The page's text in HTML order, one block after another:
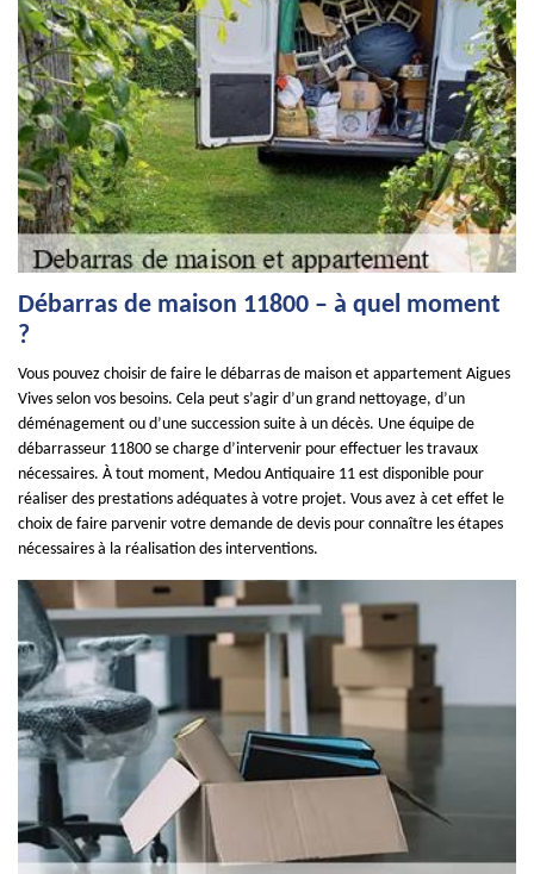
Débarras de maison 11800 – à quel moment
?
Vous pouvez choisir de faire le débarras de maison et appartement Aigues
Vives selon vos besoins. Cela peut s’agir d’un grand nettoyage, d’un
déménagement ou d’une succession suite à un décès. Une équipe de
débarrasseur 11800 se charge d’intervenir pour effectuer les travaux
nécessaires. À tout moment, Medou Antiquaire 11 est disponible pour
réaliser des prestations adéquates à votre projet. Vous avez à cet effet le
choix de faire parvenir votre demande de devis pour connaître les étapes
nécessaires à la réalisation des interventions.